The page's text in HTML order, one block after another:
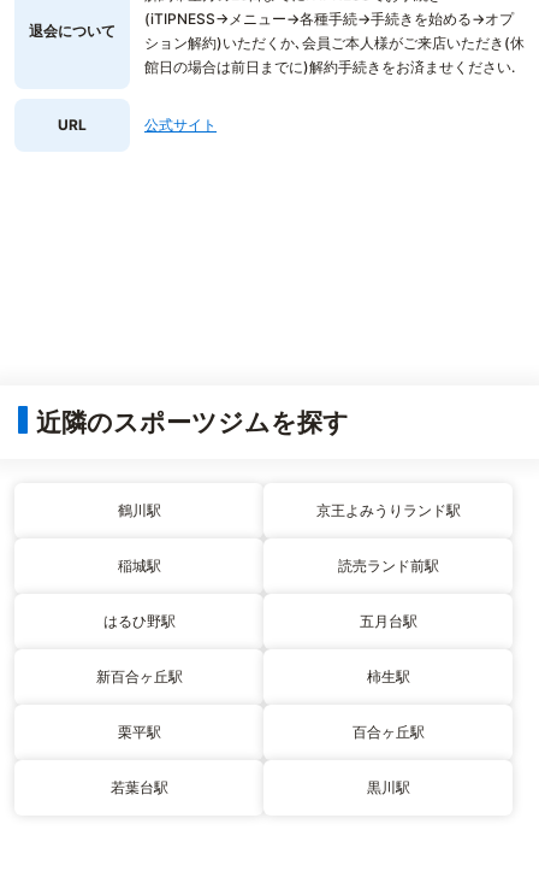
退会について
(iTIPNESS→メニュー→各種手続→手続きを始める→オプ
ション解約)いただくか､会員ご本人様がご来店いただき(休
館日の場合は前日までに)解約手続きをお済ませください.
URL 公式サイト
近隣のスポーツジムを探す
鶴川駅 京王よみうりランド駅
稲城駅 読売ランド前駅
はるひ野駅 五月台駅
新百合ヶ丘駅 柿生駅
栗平駅 百合ヶ丘駅
若葉台駅 黒川駅